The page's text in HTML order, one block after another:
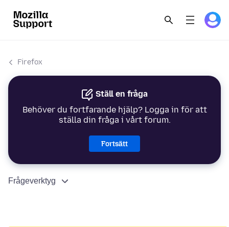
Firefox
Ställ en fråga
Behöver du fortfarande hjälp? Logga in för att
ställa din fråga i vårt forum.
Fortsätt
Frågeverktyg